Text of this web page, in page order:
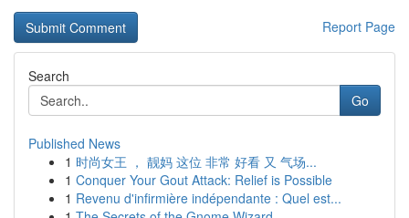
Report Page
Search
Go
Published News
1 时尚女王 ， 靓妈 这位 非常 好看 又 气场...
1 Conquer Your Gout Attack: Relief is Possible
1 Revenu d'infirmière indépendante : Quel est...